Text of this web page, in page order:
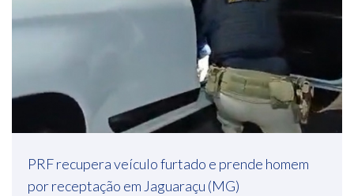
PRF recupera veículo furtado e prende homem
por receptação em Jaguaraçu (MG)